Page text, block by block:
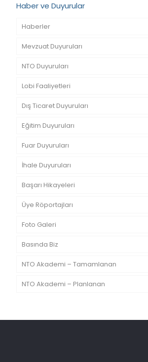
Haber ve Duyurular
Haberler
Mevzuat Duyuruları
NTO Duyuruları
Lobi Faaliyetleri
Dış Ticaret Duyuruları
Eğitim Duyuruları
Fuar Duyuruları
İhale Duyuruları
Başarı Hikayeleri
Üye Röportajları
Foto Galeri
Basında Biz
NTO Akademi – Tamamlanan
NTO Akademi – Planlanan